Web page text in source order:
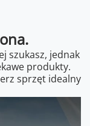
szukasz, jednak
produkty.
sprzęt idealny